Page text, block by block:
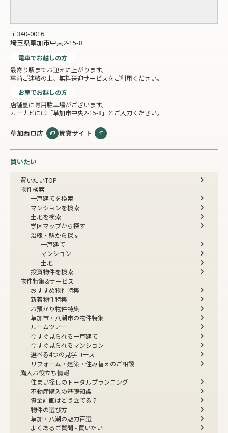
〒340-0016
埼玉県草加市中央2-15-8
電車でお越しの方
最寄り駅までお迎えに上がります。
事前ご連絡の上、無料送迎サービスをご利用ください。
お車でお越しの方
店舗裏に専用駐車場がございます。
カーナビには「草加市中央2-15-8」とご入力ください。
草加西口店 賃貸サイト
買いたい
買いたいTOP
物件検索
一戸建てを検索
マンションを検索
土地を検索
学区マップから探す
沿線・駅から探す
一戸建て
マンション
土地
投資物件を検索
物件特集&サービス
おすすめ物件特集
新着物件特集
お預かり物件特集
草加市・八潮市の物件特集
ルームツアー
今すぐ見られる一戸建て
今すぐ見られるマンション
選べる4つの見学コース
リフォーム・建築・住み替えのご相談
購入お役立ち情報
住まい探しのトータルプランニング
不動産購入の基礎知識
資金計画はどう立てる？
物件の選び方
草加・八潮の魅力百選
よくあるご質問 - 買いたい